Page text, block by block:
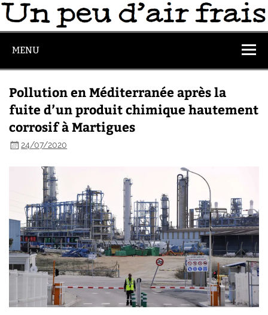
MENU
Pollution en Méditerranée après la
fuite d’un produit chimique hautement
corrosif à Martigues
24/07/2020